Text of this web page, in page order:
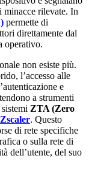
minacce rilevate. In
permette di
direttamente dal
operativo.
non esiste più.
l’accesso alle
e
a strumenti
ZTA (Zero
Zscaler. Questo
di rete specifiche
o sulla rete di
dell’utente, del suo